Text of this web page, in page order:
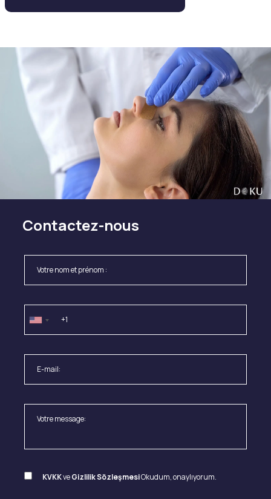
Contactez-nous
KVKKveGizlilik SözleşmesiOkudum, onaylıyorum.